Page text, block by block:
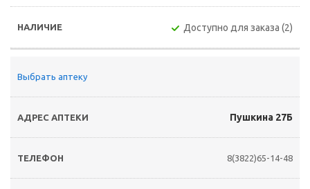
Доступно для заказа (2)
Выбрать аптеку
Пушкина 27Б
8(3822)65-14-48